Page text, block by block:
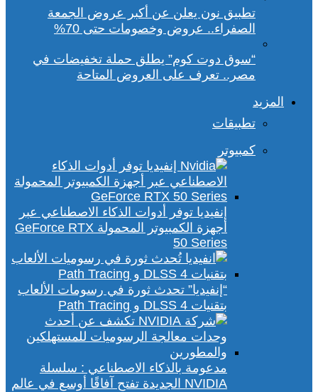
تطبيق نون يعلن عن أكبر عروض الجمعة
الصفراء.. عروض وخصومات حتى 70%
“سوق دوت كوم” يطلق حملة تخفيضات في
مصر.. تعرف على العروض المتاحة
المزيد
تطبيقات
كمبيوتر
إنفيديا توفر أدوات الذكاء الاصطناعي عبر
أجهزة الكمبيوتر المحمولة GeForce RTX
50 Series
“إنفيديا” تحدث ثورة في رسومات الألعاب
بتقنيات DLSS 4 و Path Tracing
مدعومة بالذكاء الاصطناعي : سلسلة
NVIDIA الجديدة تفتح آفاقًا أوسع في عالم